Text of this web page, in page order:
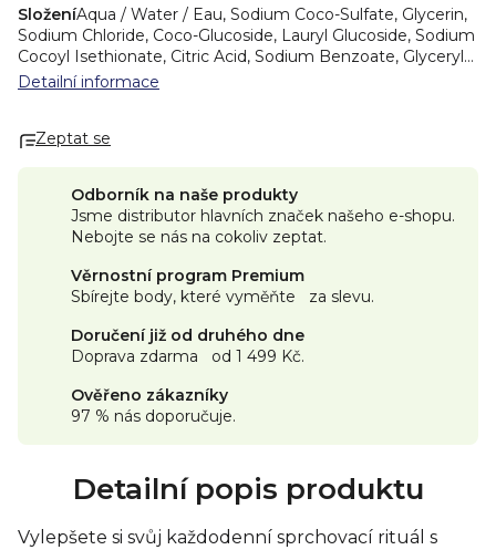
SloženíAqua / Water / Eau, Sodium Coco-Sulfate, Glycerin,
Sodium Chloride, Coco-Glucoside, Lauryl Glucoside, Sodium
Cocoyl Isethionate, Citric Acid, Sodium Benzoate, Glyceryl
Oleate, Potassium Sorbate, Guar Hydroxypropyltrimonium
Virginiana Oil*, Ethyl Linalool*, Eucalyptol*,
produkty se neustále vyvíjejí, proto se může v některých
případech složení mírně lišit. Nejpřesnější seznam složek
najdete vždy na obalu produktu. Více o značce ATTITUDE,
její filozofii a hodnotách.
Země původu: Kanada.
Detailní informace
Zeptat se
Odborník na naše produkty
Jsme distributor hlavních značek našeho e-shopu.
Nebojte se nás na cokoliv zeptat.
Věrnostní program Premium
Sbírejte body, které vyměňte za slevu.
Doručení již od druhého dne
Doprava zdarma od 1 499 Kč.
Ověřeno zákazníky
97 % nás doporučuje.
Detailní popis produktu
Vylepšete si svůj každodenní sprchovací rituál s